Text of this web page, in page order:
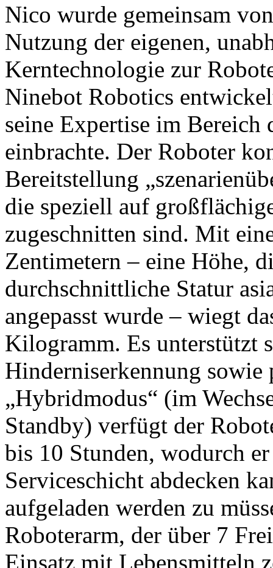
Nico wurde gemeinsam
Nutzung der eigenen,
Kerntechnologie zur
Ninebot Robotics
seine Expertise im
einbrachte. Der Roboter
Bereitstellung
die speziell auf
zugeschnitten sind. Mit
Zentimetern – eine Höhe,
durchschnittliche Statur
angepasst wurde – wiegt
Kilogramm. Es unterstützt
Hinderniserkennung sowie
„Hybridmodus“ (im
Standby) verfügt der
bis 10 Stunden, wodurch
Serviceschicht abdecken
aufgeladen werden zu
Roboterarm, der über 7
Einsatz mit Lebensmitteln